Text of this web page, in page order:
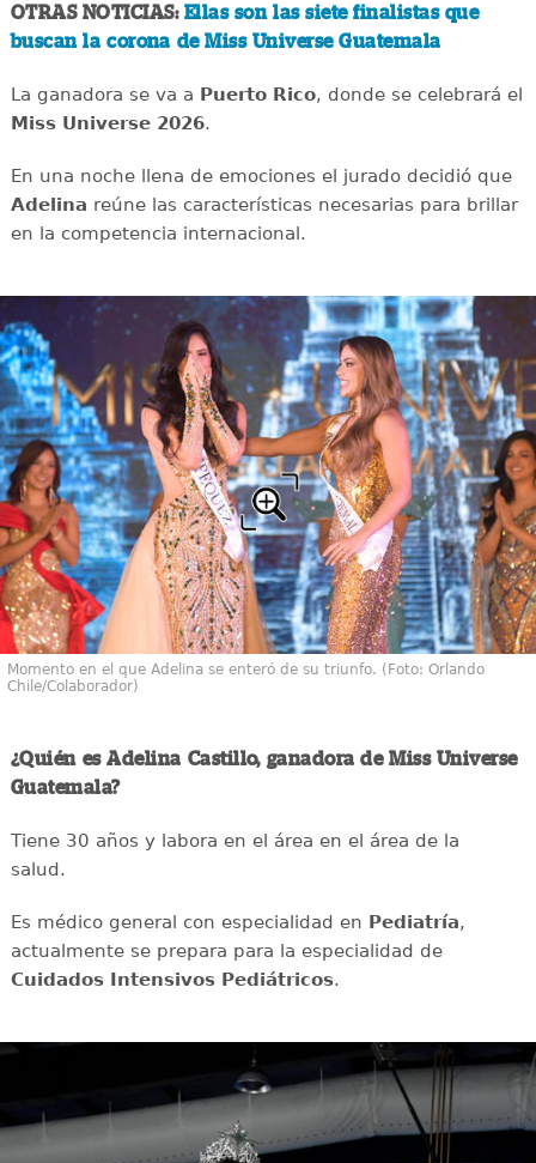
OTRAS NOTICIAS: Ellas son las siete finalistas que
buscan la corona de Miss Universe Guatemala
La ganadora se va a Puerto Rico, donde se celebrará el
Miss Universe 2026.
En una noche llena de emociones el jurado decidió que
Adelina reúne las características necesarias para brillar
en la competencia internacional.
Momento en el que Adelina se enteró de su triunfo. (Foto: Orlando
Chile/Colaborador)
¿Quién es Adelina Castillo, ganadora de Miss Universe
Guatemala?
Tiene 30 años y labora en el área en el área de la
salud.
Es médico general con especialidad en Pediatría,
actualmente se prepara para la especialidad de
Cuidados Intensivos Pediátricos.